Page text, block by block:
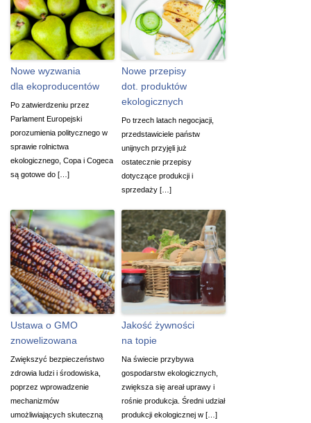
Nowe wyzwania
dla ekoproducentów
Po zatwierdzeniu przez
Parlament Europejski
porozumienia politycznego w
sprawie rolnictwa
ekologicznego, Copa i Cogeca
są gotowe do […]
Nowe przepisy
dot. produktów
ekologicznych
Po trzech latach negocjacji,
przedstawiciele państw
unijnych przyjęli już
ostatecznie przepisy
dotyczące produkcji i
sprzedaży […]
Ustawa o GMO
znowelizowana
Zwiększyć bezpieczeństwo
zdrowia ludzi i środowiska,
poprzez wprowadzenie
mechanizmów
umożliwiających skuteczną
Jakość żywności
na topie
Na świecie przybywa
gospodarstw ekologicznych,
zwiększa się areał uprawy i
rośnie produkcja. Średni udział
produkcji ekologicznej w […]